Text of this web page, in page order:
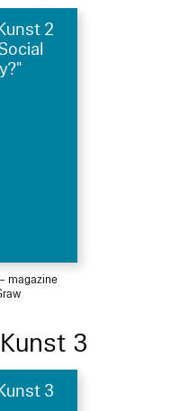
2
magazine
3
3